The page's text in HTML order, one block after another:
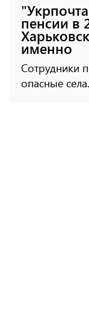
пенсии в
именно
Сотрудники
опасные села.